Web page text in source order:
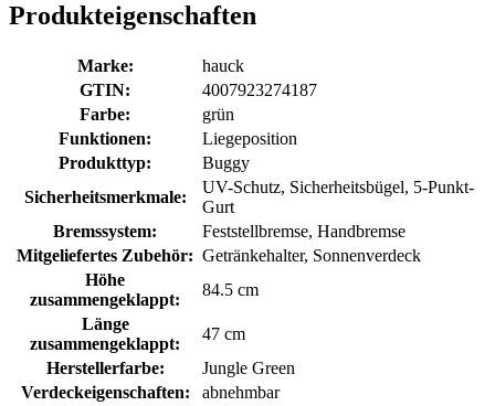
Produkteigenschaften
Marke:
hauck
GTIN:
4007923274187
Farbe:
grün
Funktionen:
Liegeposition
Produkttyp:
Buggy
Sicherheitsmerkmale:
UV-Schutz, Sicherheitsbügel, 5-Punkt-
Gurt
Bremssystem:
Feststellbremse, Handbremse
Mitgeliefertes Zubehör: Getränkehalter, Sonnenverdeck
Höhe
zusammengeklappt:
84.5 cm
Länge
zusammengeklappt:
47 cm
Herstellerfarbe:
Jungle Green
Verdeckeigenschaften:
abnehmbar